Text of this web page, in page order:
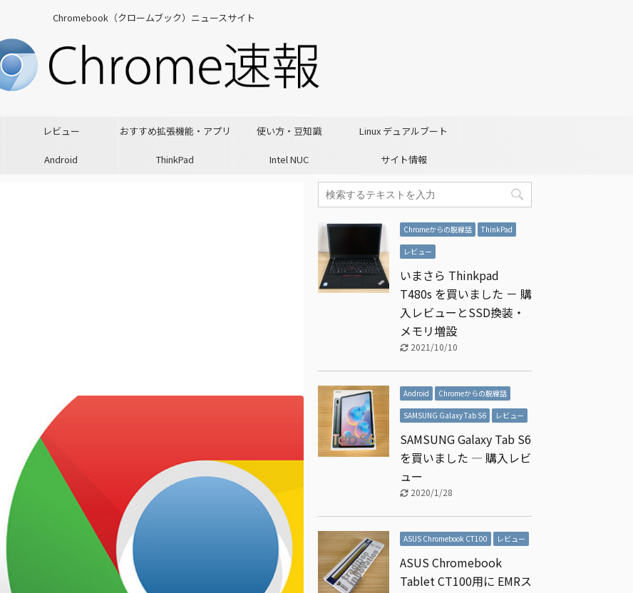
Chromebook（クロームブック）ニュースサイト
レビュー おすすめ拡張機能・アプリ 使い方・豆知識 Linux デュアルブート
Android ThinkPad Intel NUC サイト情報
Chromeからの脱線話 ThinkPad
レビュー
いまさら Thinkpad
T480s を買いました － 購
入レビューとSSD換装・
メモリ増設
2021/10/10
Android Chromeからの脱線話
SAMSUNG Galaxy Tab S6 レビュー
SAMSUNG Galaxy Tab S6
を買いました ― 購入レビ
ュー
2020/1/28
ASUS Chromebook CT100 レビュー
ASUS Chromebook
Tablet CT100用に EMRス